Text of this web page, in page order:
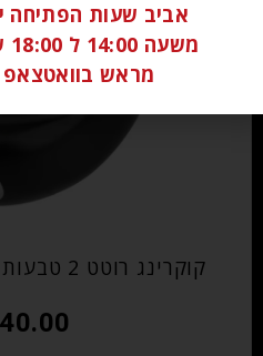
קוקרינג רוטט 2 טבעות עם שלט ואפליקציה
אביב שעות הפתיחה
מראש בוואטצאפ 058-6306262